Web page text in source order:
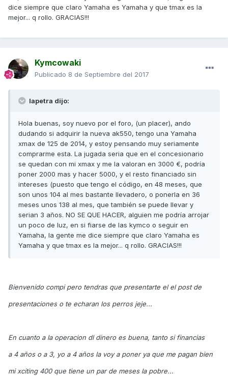
dice siempre que claro Yamaha es Yamaha y que tmax es la
mejor... q rollo. GRACIAS!!!
Kymcowaki
Publicado 8 de Septiembre del 2017
lapetra dijo:
Hola buenas, soy nuevo por el foro, (un placer), ando
dudando si adquirir la nueva ak550, tengo una Yamaha
xmax de 125 de 2014, y estoy pensando muy seriamente
comprarme esta. La jugada seria que en el concesionario
se quedan con mi xmax y me la valoran en 3000 €, podría
poner 2000 mas y hacer 5000, y el resto financiado sin
intereses (puesto que tengo el código, en 48 meses, que
son unos 104 al mes bastante llevadero, o ponerla en 36
meses unos 138 al mes, que también se puede llevar y
serian 3 años. NO SE QUE HACER, alguien me podría arrojar
un poco de luz, en si fiarse de las kymco o seguir en
Yamaha, la gente me dice siempre que claro Yamaha es
Yamaha y que tmax es la mejor... q rollo. GRACIAS!!!
Bienvenido compi pero tendras que presentarte el el post de
presentaciones o te echaran los perros jeje...
En cuanto a la operacion dl dinero es buena, tanto si financias
a 4 años o a 3, yo a 4 años la voy a poner ya que me pagan bien
mi xciting 400 que tiene un par de meses la pobre...